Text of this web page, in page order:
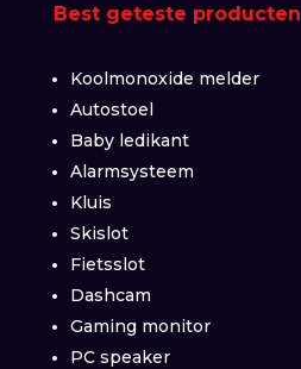
Best geteste producten
Koolmonoxide melder
Autostoel
Baby ledikant
Alarmsysteem
Kluis
Skislot
Fietsslot
Dashcam
Gaming monitor
PC speaker